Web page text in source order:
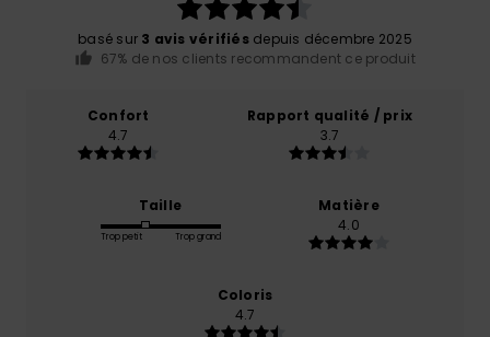
basé sur 3 avis vérifiésdepuis décembre 2025
67% de nos clients recommandent ce produit
Confort
4.7
Rapport qualité / prix
3.7
Taille
Trop petit Trop grand
Matière
4.0
Coloris
4.7